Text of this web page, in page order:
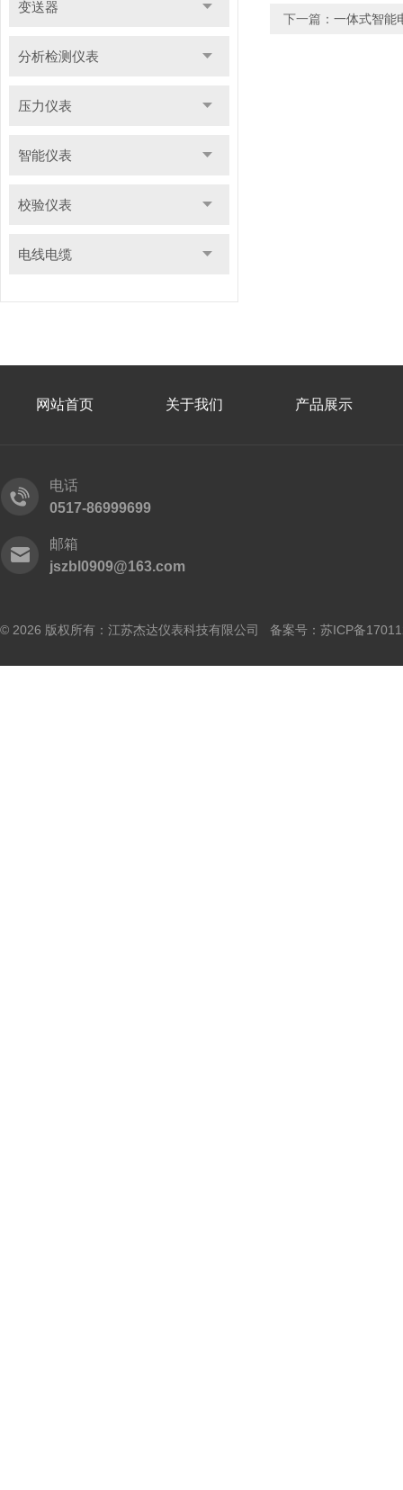
变送器
分析检测仪表
压力仪表
智能仪表
校验仪表
电线电缆
下一篇： 一体式智能
网站首页 关于我们 产品展示
电话
0517-86999699
邮箱
jszbl0909@163.com
© 2026 版权所有：江苏杰达仪表科技有限公司 备案号： 苏ICP备